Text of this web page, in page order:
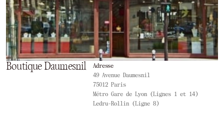
Boutique Daumesnil
Adresse
49 Avenue Daumesnil
75012 Paris
Métro Gare de Lyon (Lignes 1 et 14)
Ledru-Rollin (Ligne 8)